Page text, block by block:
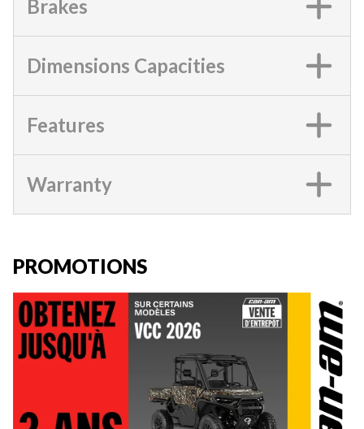
Brakes
Dimensions Capacities
Features
Warranty
PROMOTIONS